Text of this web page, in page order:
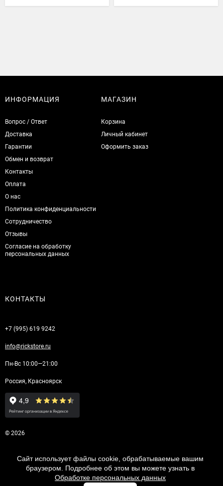
ИНФОРМАЦИЯ
Вопрос / Ответ
Доставка
Гарантии
Обмен и возврат
Контакты
Оплата
О нас
Политика конфиденциальности
Сотрудничество
Отзывы
Согласие на обработку
персональных данных
МАГАЗИН
Корзина
Личный кабинет
Оформить заказ
КОНТАКТЫ
+7 (995) 619 9242
info@rickstore.ru
Пн-Вс 10:00—21:00
Россия, Красноярск
© 2026
Сайт использует файлы cookie, обрабатываемые вашим
браузером. Подробнее об этом вы можете узнать в
Обработке персональных данных